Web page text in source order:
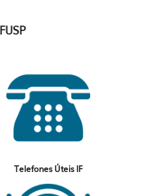
Telefones Úteis IF